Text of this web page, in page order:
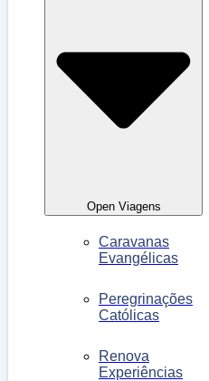
Open Viagens
Caravanas
Evangélicas
Peregrinações
Católicas
Renova
Experiências